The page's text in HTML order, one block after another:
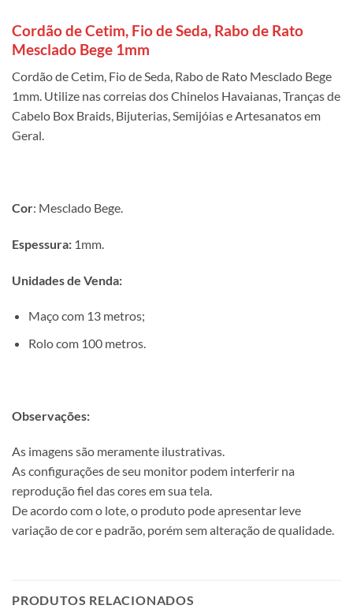
Cordão de Cetim, Fio de Seda, Rabo de Rato
Mesclado Bege 1mm
Cordão de Cetim, Fio de Seda, Rabo de Rato Mesclado Bege
1mm. Utilize nas correias dos Chinelos Havaianas, Tranças de
Cabelo Box Braids, Bijuterias, Semijóias e Artesanatos em
Geral.
Cor: Mesclado Bege.
Espessura: 1mm.
Unidades de Venda:
Maço com 13 metros;
Rolo com 100 metros.
Observações:
As imagens são meramente ilustrativas.
As configurações de seu monitor podem interferir na
reprodução fiel das cores em sua tela.
De acordo com o lote, o produto pode apresentar leve
variação de cor e padrão, porém sem alteração de qualidade.
PRODUTOS RELACIONADOS